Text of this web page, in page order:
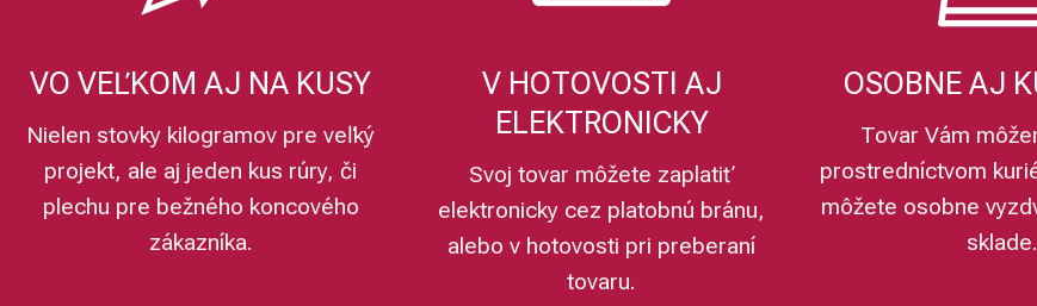
VO VEĽKOM AJ NA KUSY
Nielen stovky kilogramov pre veľký
projekt, ale aj jeden kus rúry, či
plechu pre bežného koncového
zákazníka.
V HOTOVOSTI AJ
ELEKTRONICKY
Svoj tovar môžete zaplatiť
elektronicky cez platobnú bránu,
alebo v hotovosti pri preberaní
tovaru.
OSOBNE AJ
Tovar Vám
prostredníctvom
môžete osobne
sklade.